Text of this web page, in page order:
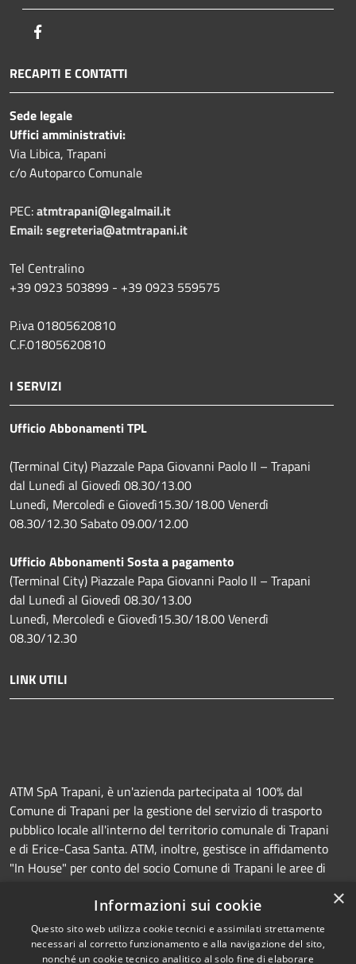
RECAPITI E CONTATTI
Sede legale
Uffici amministrativi:
Via Libica, Trapani
c/o Autoparco Comunale
PEC:atmtrapani@legalmail.it
Email:segreteria@atmtrapani.it
Tel Centralino
+39 0923 503899 - +39 0923 559575
P.iva 01805620810
C.F.01805620810
I SERVIZI
Ufficio Abbonamenti TPL
(Terminal City) Piazzale Papa Giovanni Paolo II – Trapani
dal Lunedì al Giovedì 08.30/13.00
Lunedì, Mercoledì e Giovedì15.30/18.00 Venerdì
08.30/12.30 Sabato 09.00/12.00
Ufficio Abbonamenti Sosta a pagamento
(Terminal City) Piazzale Papa Giovanni Paolo II – Trapani
dal Lunedì al Giovedì 08.30/13.00
Lunedì, Mercoledì e Giovedì15.30/18.00 Venerdì
08.30/12.30
LINK UTILI
ATM SpA Trapani, è un'azienda partecipata al 100% dal
Comune di Trapani per la gestione del servizio di trasporto
pubblico locale all'interno del territorio comunale di Trapani
e di Erice-Casa Santa. ATM, inoltre, gestisce in affidamento
"In House" per conto del socio Comune di Trapani le aree di
manutenzione della segnaletica orizzontale e verticale.
×
Informazioni sui cookie
Questo sito web utilizza cookie tecnici e assimilati strettamente
necessari al corretto funzionamento e alla navigazione del sito,
nonché un cookie tecnico analitico al solo fine di elaborare